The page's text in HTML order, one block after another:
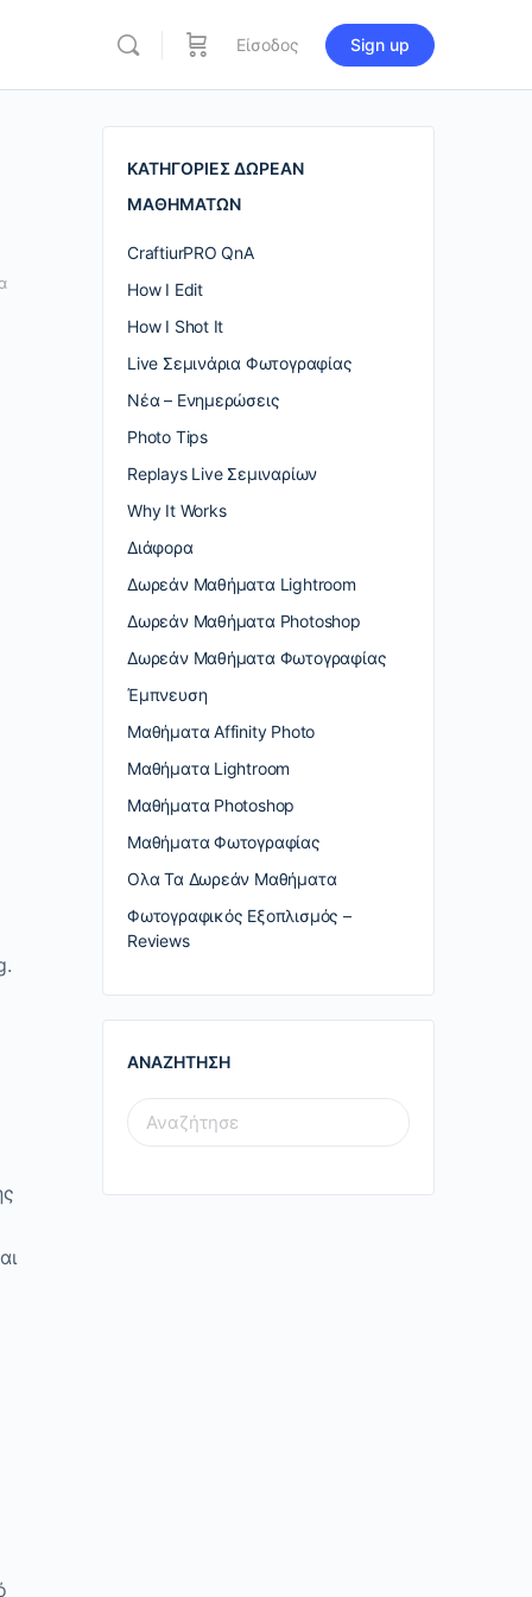
Είσοδος Sign up
ΚΑΤΗΓΟΡΙΕΣ ΔΩΡΕΑΝ
ΜΑΘΗΜΑΤΩΝ
CraftiurPRO QnA
How I Edit
How I Shot It
Live Σεμινάρια Φωτογραφίας
Nέα – Ενημερώσεις
Photo Tips
Replays Live Σεμιναρίων
Why It Works
Διάφορα
Δωρεάν Μαθήματα Lightroom
Δωρεάν Μαθήματα Photoshop
Δωρεάν Μαθήματα Φωτογραφίας
Έμπνευση
Μαθήματα Affinity Photo
Μαθήματα Lightroom
Μαθήματα Photoshop
Μαθήματα Φωτογραφίας
Ολα Τα Δωρεάν Μαθήματα
Φωτογραφικός Εξοπλισμός –
Reviews
ΑΝΑΖΗΤΗΣΗ
SEARCH
FOR: